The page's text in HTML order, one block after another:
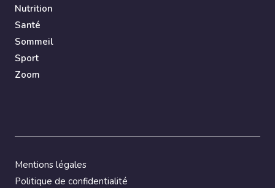
Nutrition
Santé
Sommeil
Sport
Zoom
Mentions légales
Politique de confidentialité